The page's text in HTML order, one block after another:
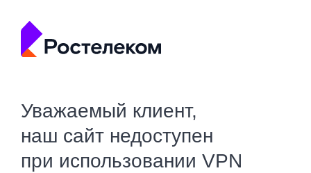
Уважаемый клиент,
наш сайт недоступен
при использовании VPN